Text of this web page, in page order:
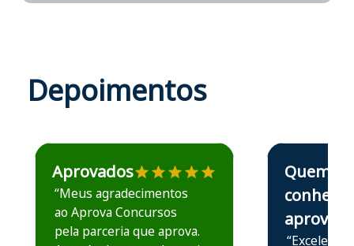
Depoimentos
Estudante José recomenda o Aprova Concursos em
Aprovados
“Meus agradecimentos
ao Aprova Concursos
pela parceria que aprova.
Estudante Elais
Quem
conhece,
aprova
“Excelente